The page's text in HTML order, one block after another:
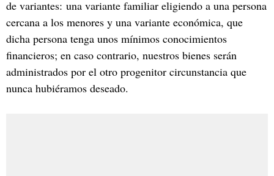
de variantes: una variante familiar eligiendo a una persona
cercana a los menores y una variante económica, que
dicha persona tenga unos mínimos conocimientos
financieros; en caso contrario, nuestros bienes serán
administrados por el otro progenitor circunstancia que
nunca hubiéramos deseado.